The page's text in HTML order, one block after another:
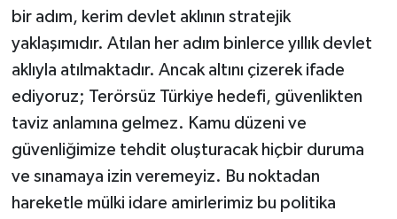
bir adım, kerim devlet aklının stratejik
yaklaşımıdır. Atılan her adım binlerce yıllık devlet
aklıyla atılmaktadır. Ancak altını çizerek ifade
ediyoruz; Terörsüz Türkiye hedefi, güvenlikten
taviz anlamına gelmez. Kamu düzeni ve
güvenliğimize tehdit oluşturacak hiçbir duruma
ve sınamaya izin veremeyiz. Bu noktadan
hareketle mülki idare amirlerimiz bu politika